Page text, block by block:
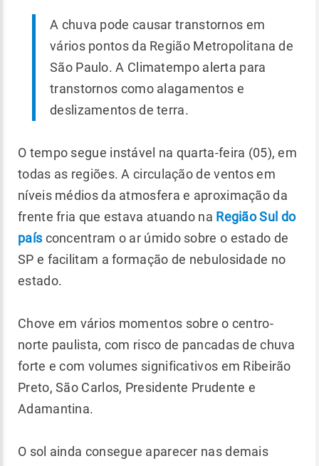
A chuva pode causar transtornos em
vários pontos da Região Metropolitana de
São Paulo. A Climatempo alerta para
transtornos como alagamentos e
deslizamentos de terra.
O tempo segue instável na quarta-feira (05), em
todas as regiões. A circulação de ventos em
níveis médios da atmosfera e aproximação da
frente fria que estava atuando na Região Sul do
paísconcentram o ar úmido sobre o estado de
SP e facilitam a formação de nebulosidade no
estado.
Chove em vários momentos sobre o centro-
norte paulista, com risco de pancadas de chuva
forte e com volumes significativos em Ribeirão
Preto, São Carlos, Presidente Prudente e
Adamantina.
O sol ainda consegue aparecer nas demais